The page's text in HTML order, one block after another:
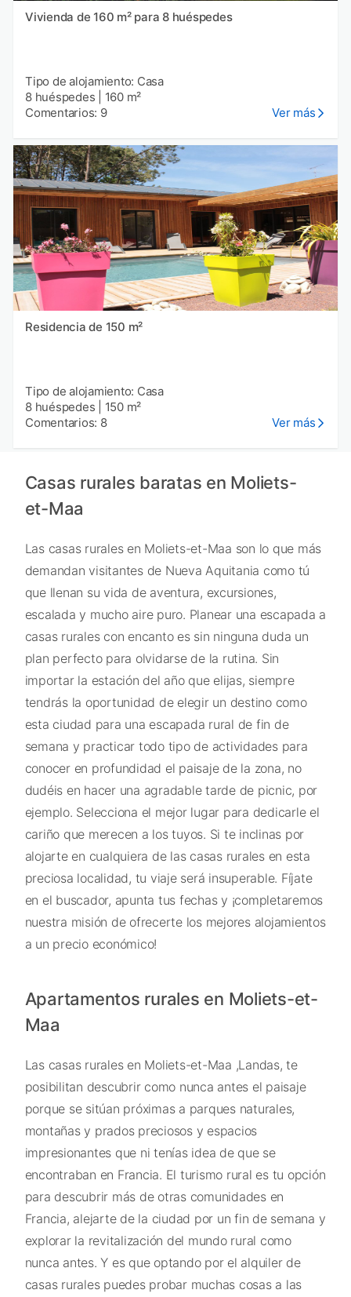
Vivienda de 160 m² para 8 huéspedes
Tipo de alojamiento: Casa
8 huéspedes
160 m²
Comentarios: 9
Ver más
Residencia de 150 m²
Tipo de alojamiento: Casa
8 huéspedes
150 m²
Comentarios: 8
Ver más
Casas rurales baratas en Moliets-
et-Maa
Las casas rurales en Moliets-et-Maa son lo que más
demandan visitantes de Nueva Aquitania como tú
que llenan su vida de aventura, excursiones,
escalada y mucho aire puro. Planear una escapada a
casas rurales con encanto es sin ninguna duda un
plan perfecto para olvidarse de la rutina. Sin
importar la estación del año que elijas, siempre
tendrás la oportunidad de elegir un destino como
esta ciudad para una escapada rural de fin de
semana y practicar todo tipo de actividades para
conocer en profundidad el paisaje de la zona, no
dudéis en hacer una agradable tarde de picnic, por
ejemplo. Selecciona el mejor lugar para dedicarle el
cariño que merecen a los tuyos. Si te inclinas por
alojarte en cualquiera de las casas rurales en esta
preciosa localidad, tu viaje será insuperable. Fíjate
en el buscador, apunta tus fechas y ¡completaremos
nuestra misión de ofrecerte los mejores alojamientos
a un precio económico!
Apartamentos rurales en Moliets-et-
Maa
Las casas rurales en Moliets-et-Maa ,Landas, te
posibilitan descubrir como nunca antes el paisaje
porque se sitúan próximas a parques naturales,
montañas y prados preciosos y espacios
impresionantes que ni tenías idea de que se
encontraban en Francia. El turismo rural es tu opción
para descubrir más de otras comunidades en
Francia, alejarte de la ciudad por un fin de semana y
explorar la revitalización del mundo rural como
nunca antes. Y es que optando por el alquiler de
casas rurales puedes probar muchas cosas a las